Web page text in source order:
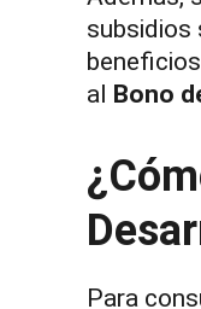
subsidios
al Bono
Para